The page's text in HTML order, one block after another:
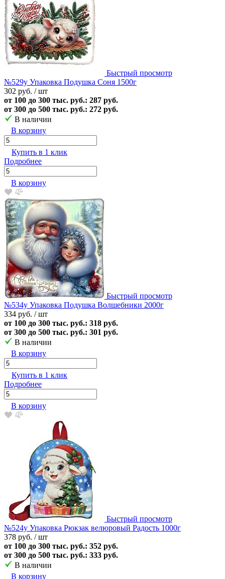
Быстрый просмотр
№529у Упаковка Подушка Соня 1500г
302 руб. / шт
от 100 до 300 тыс. руб.: 287 руб.
от 300 до 500 тыс. руб.: 272 руб.
В наличии
В корзину
Купить в 1 клик
Подробнее
В корзину
Быстрый просмотр
№534у Упаковка Подушка Волшебники 2000г
334 руб. / шт
от 100 до 300 тыс. руб.: 318 руб.
от 300 до 500 тыс. руб.: 301 руб.
В наличии
В корзину
Купить в 1 клик
Подробнее
В корзину
Быстрый просмотр
№524у Упаковка Рюкзак велюровый Радость 1000г
378 руб. / шт
от 100 до 300 тыс. руб.: 352 руб.
от 300 до 500 тыс. руб.: 333 руб.
В наличии
В корзину